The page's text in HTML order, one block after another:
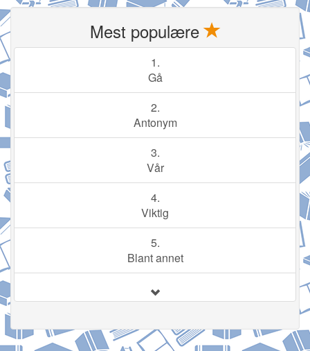
Mest populære
1.
Gå
2.
Antonym
3.
Vår
4.
Viktig
5.
Blant annet